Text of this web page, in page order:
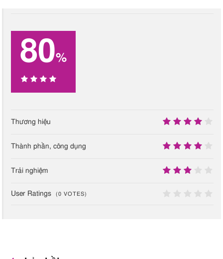
80%
%
Thương hiệu
Thành phần, công dụng
Trải nghiệm
User Ratings (0 VOTES)